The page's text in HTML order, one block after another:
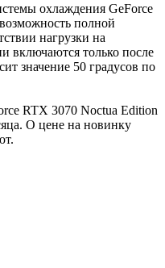
охлаждения GeForce
полной
нагрузки на
включаются только после
значение 50 градусов по
RTX 3070 Noctua Edition
О цене на новинку